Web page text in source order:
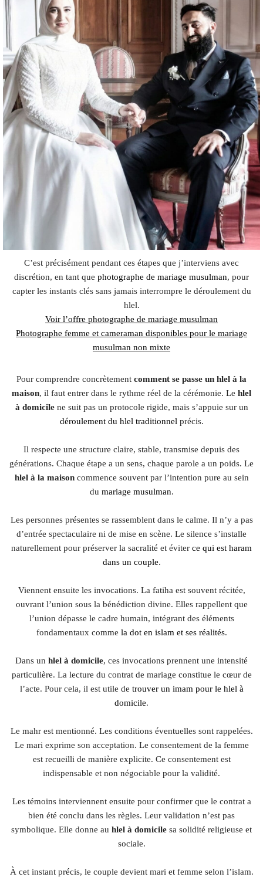
C’est précisément pendant ces étapes que j’interviens avec
discrétion, en tant que photographe de mariage musulman, pour
capter les instants clés sans jamais interrompre le déroulement du
hlel.
Voir l’offre photographe de mariage musulman
Photographe femme et cameraman disponibles pour le mariage
musulman non mixte
Pour comprendre concrètement comment se passe un hlel à la
maison, il faut entrer dans le rythme réel de la cérémonie. Le hlel
à domicilene suit pas un protocole rigide, mais s’appuie sur un
déroulement du hlel traditionnel précis.
Il respecte une structure claire, stable, transmise depuis des
générations. Chaque étape a un sens, chaque parole a un poids. Le
hlel à la maisoncommence souvent par l’intention pure au sein
du mariage musulman.
Les personnes présentes se rassemblent dans le calme. Il n’y a pas
d’entrée spectaculaire ni de mise en scène. Le silence s’installe
naturellement pour préserver la sacralité et éviter ce qui est haram
dans un couple.
Viennent ensuite les invocations. La fatiha est souvent récitée,
ouvrant l’union sous la bénédiction divine. Elles rappellent que
l’union dépasse le cadre humain, intégrant des éléments
fondamentaux comme la dot en islam et ses réalités.
Dans un hlel à domicile, ces invocations prennent une intensité
particulière. La lecture du contrat de mariage constitue le cœur de
l’acte. Pour cela, il est utile de trouver un imam pour le hlel à
domicile.
Le mahr est mentionné. Les conditions éventuelles sont rappelées.
Le mari exprime son acceptation. Le consentement de la femme
est recueilli de manière explicite. Ce consentement est
indispensable et non négociable pour la validité.
Les témoins interviennent ensuite pour confirmer que le contrat a
bien été conclu dans les règles. Leur validation n’est pas
symbolique. Elle donne au hlel à domicile sa solidité religieuse et
sociale.
À cet instant précis, le couple devient mari et femme selon l’islam.